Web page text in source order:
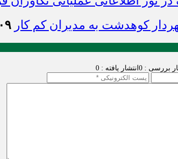
کوهدشت به مدیران کم کار ۰۹ تیر ۱۴۰۵ - ۱۱:۴۸
بررسی : 0 انتشار یافته : 0